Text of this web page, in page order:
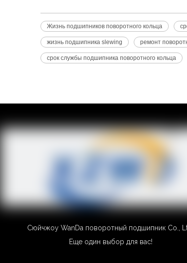
Жизнь подшипников поворотного кольца
жизнь подшипника slewing ремонт
срок службы подшипника поворотного кольца
Сюйчжоу WanDa поворотный подшипник Co.,
Еще один выбор для вас!